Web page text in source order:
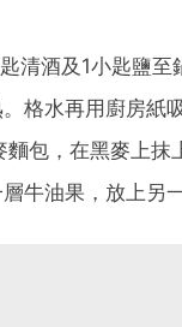
清酒及1小匙鹽至
格水再用廚房紙
麵包，在黑麥上抹
牛油果，放上另